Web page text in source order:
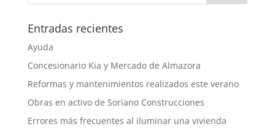
Entradas recientes
Ayuda
Concesionario Kia y Mercado de Almazora
Reformas y mantenimientos realizados este verano
Obras en activo de Soriano Construcciones
Errores más frecuentes al iluminar una vivienda